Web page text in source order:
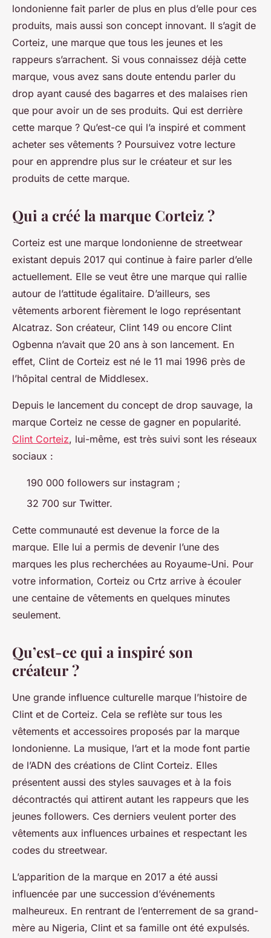
londonienne fait parler de plus en plus d’elle pour ces
produits, mais aussi son concept innovant. Il s’agit de
Corteiz, une marque que tous les jeunes et les
rappeurs s’arrachent. Si vous connaissez déjà cette
marque, vous avez sans doute entendu parler du
drop ayant causé des bagarres et des malaises rien
que pour avoir un de ses produits. Qui est derrière
cette marque ? Qu’est-ce qui l’a inspiré et comment
acheter ses vêtements ? Poursuivez votre lecture
pour en apprendre plus sur le créateur et sur les
produits de cette marque.
Qui a créé la marque Corteiz ?
Corteiz est une marque londonienne de streetwear
existant depuis 2017 qui continue à faire parler d’elle
actuellement. Elle se veut être une marque qui rallie
autour de l’attitude égalitaire. D’ailleurs, ses
vêtements arborent fièrement le logo représentant
Alcatraz. Son créateur, Clint 149 ou encore Clint
Ogbenna n’avait que 20 ans à son lancement. En
effet, Clint de Corteiz est né le 11 mai 1996 près de
l’hôpital central de Middlesex.
Depuis le lancement du concept de drop sauvage, la
marque Corteiz ne cesse de gagner en popularité.
Clint Corteiz, lui-même, est très suivi sont les réseaux
sociaux :
190 000 followers sur instagram ;
32 700 sur Twitter.
Cette communauté est devenue la force de la
marque. Elle lui a permis de devenir l’une des
marques les plus recherchées au Royaume-Uni. Pour
votre information, Corteiz ou Crtz arrive à écouler
une centaine de vêtements en quelques minutes
seulement.
Qu’est-ce qui a inspiré son
créateur ?
Une grande influence culturelle marque l’histoire de
Clint et de Corteiz. Cela se reflète sur tous les
vêtements et accessoires proposés par la marque
londonienne. La musique, l’art et la mode font partie
de l’ADN des créations de Clint Corteiz. Elles
présentent aussi des styles sauvages et à la fois
décontractés qui attirent autant les rappeurs que les
jeunes followers. Ces derniers veulent porter des
vêtements aux influences urbaines et respectant les
codes du streetwear.
L’apparition de la marque en 2017 a été aussi
influencée par une succession d’événements
malheureux. En rentrant de l’enterrement de sa grand-
mère au Nigeria, Clint et sa famille ont été expulsés.